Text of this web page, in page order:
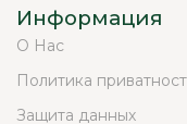
Информация
О Нас
Политика
Защита данных